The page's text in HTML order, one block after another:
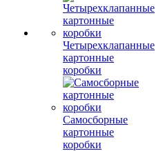
Четырехклапанные
картонные
коробки
Самосборные
картонные
коробки